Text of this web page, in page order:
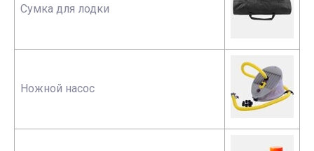
Сумка для лодки
Ножной насос